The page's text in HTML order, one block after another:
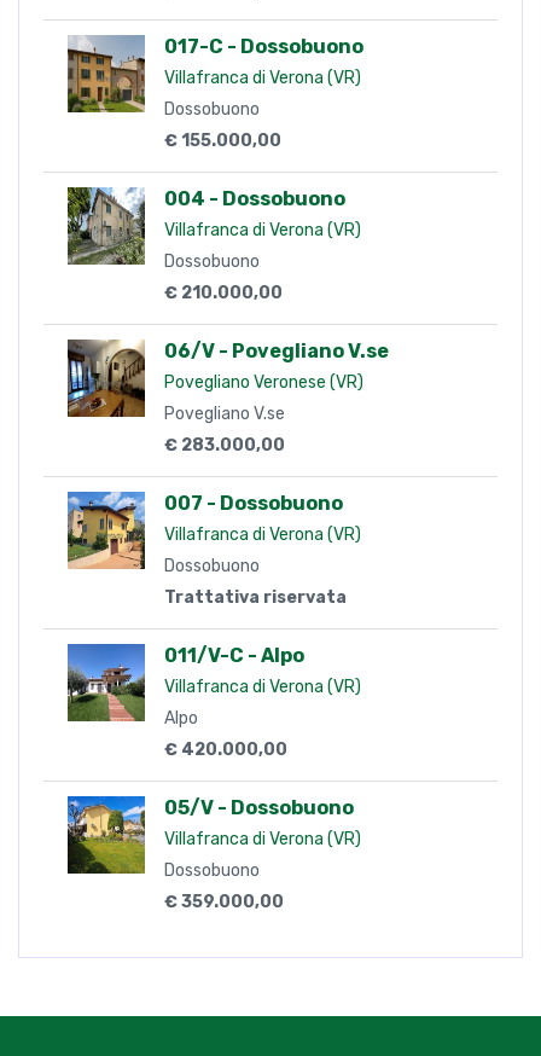
017-C - Dossobuono
Villafranca di Verona (VR)
Dossobuono
€ 155.000,00
004 - Dossobuono
Villafranca di Verona (VR)
Dossobuono
€ 210.000,00
06/V - Povegliano V.se
Povegliano Veronese (VR)
Povegliano V.se
€ 283.000,00
007 - Dossobuono
Villafranca di Verona (VR)
Dossobuono
Trattativa riservata
011/V-C - Alpo
Villafranca di Verona (VR)
Alpo
€ 420.000,00
05/V - Dossobuono
Villafranca di Verona (VR)
Dossobuono
€ 359.000,00